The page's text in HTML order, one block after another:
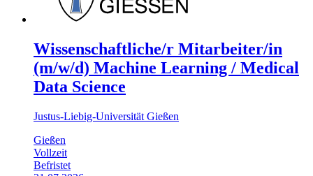
Wissenschaftliche/r Mitarbeiter/in
(m/w/d) Machine Learning / Medical
Data Science
Justus-Liebig-Universität Gießen
Gießen
Vollzeit
Befristet